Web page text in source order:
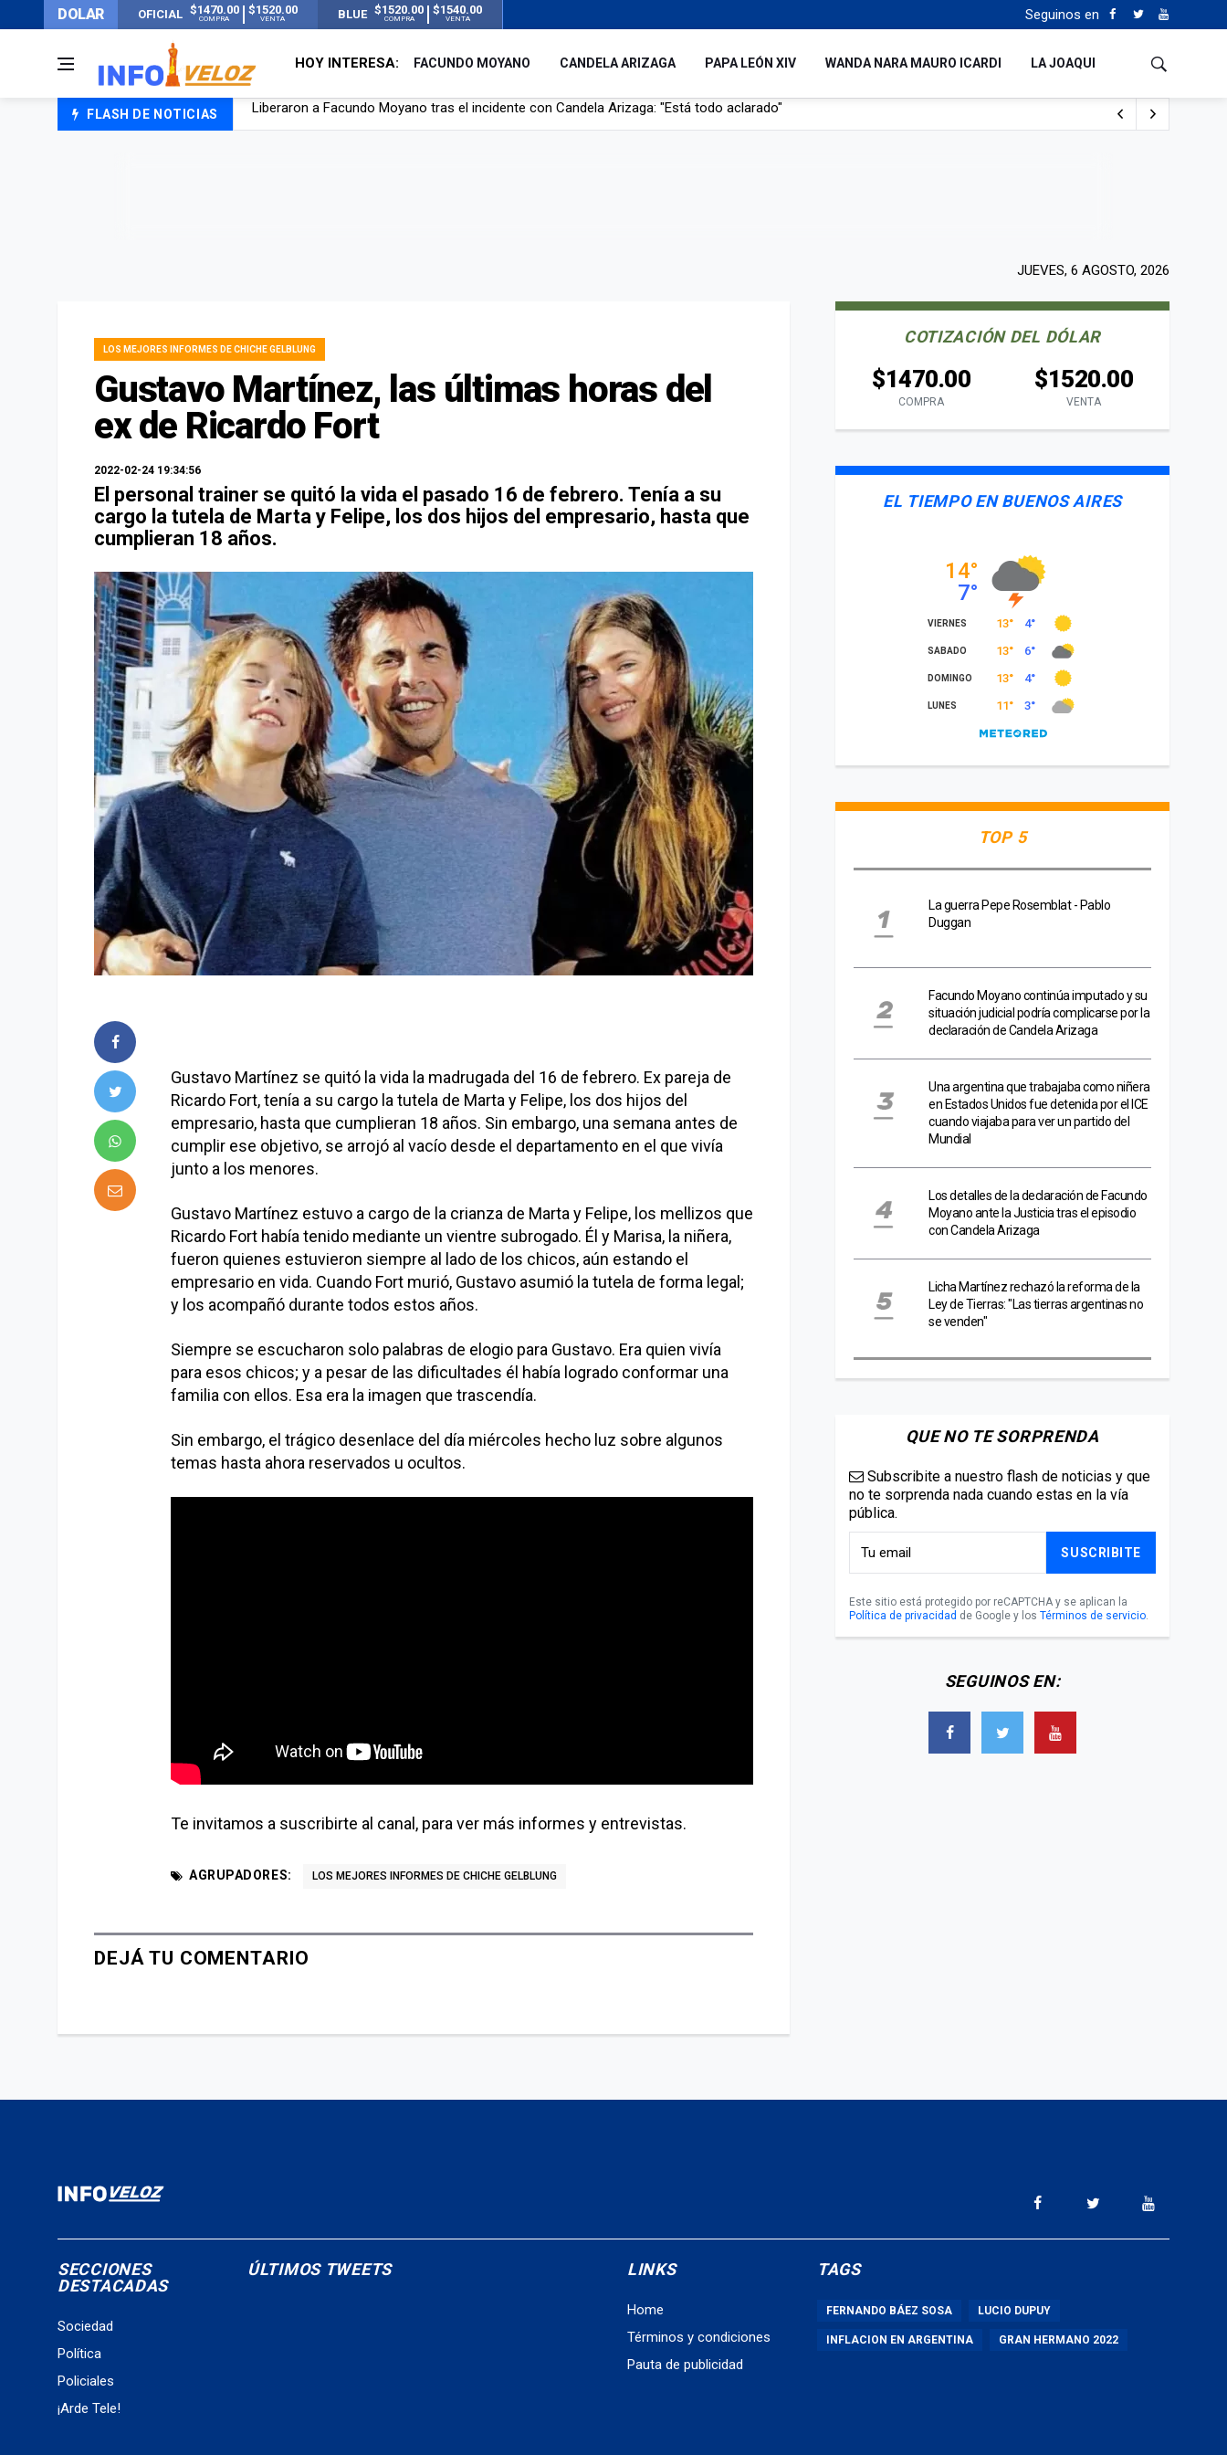
DOLAR OFICIAL $1470.00
COMPRA
$1520.00
VENTA BLUE $1520.00
COMPRA
$1540.00
VENTA Seguinos en
HOY INTERESA: FACUNDO MOYANO CANDELA ARIZAGA PAPA LEÓN XIV WANDA NARA MAURO ICARDI LA JOAQUI
FLASH DE NOTICIAS
Tensión diplomática: Brasil no enviará a su embajador a Buenos Aires tras el conflicto de Javier Milei y Lula da Silva
JUEVES, 6 AGOSTO, 2026
LOS MEJORES INFORMES DE CHICHE GELBLUNG
Gustavo Martínez, las últimas horas del
ex de Ricardo Fort
2022-02-24 19:34:56
El personal trainer se quitó la vida el pasado 16 de febrero. Tenía a su
cargo la tutela de Marta y Felipe, los dos hijos del empresario, hasta que
cumplieran 18 años.
Gustavo Martínez se quitó la vida la madrugada del 16 de febrero. Ex pareja de
Ricardo Fort, tenía a su cargo la tutela de Marta y Felipe, los dos hijos del
empresario, hasta que cumplieran 18 años. Sin embargo, una semana antes de
cumplir ese objetivo, se arrojó al vacío desde el departamento en el que vivía
junto a los menores.
Gustavo Martínez estuvo a cargo de la crianza de Marta y Felipe, los mellizos que
Ricardo Fort había tenido mediante un vientre subrogado. Él y Marisa, la niñera,
fueron quienes estuvieron siempre al lado de los chicos, aún estando el
empresario en vida. Cuando Fort murió, Gustavo asumió la tutela de forma legal;
y los acompañó durante todos estos años.
Siempre se escucharon solo palabras de elogio para Gustavo. Era quien vivía
para esos chicos; y a pesar de las dificultades él había logrado conformar una
familia con ellos. Esa era la imagen que trascendía.
Sin embargo, el trágico desenlace del día miércoles hecho luz sobre algunos
temas hasta ahora reservados u ocultos.
Te invitamos a suscribirte al canal, para ver más informes y entrevistas.
AGRUPADORES: LOS MEJORES INFORMES DE CHICHE GELBLUNG
DEJÁ TU COMENTARIO
COTIZACIÓN DEL DÓLAR
$1470.00
COMPRA
$1520.00
VENTA
EL TIEMPO EN BUENOS AIRES
TOP 5
La guerra Pepe Rosemblat - Pablo
Duggan
Facundo Moyano continúa imputado y su
situación judicial podría complicarse por la
declaración de Candela Arizaga
Una argentina que trabajaba como niñera
en Estados Unidos fue detenida por el ICE
cuando viajaba para ver un partido del
Mundial
Los detalles de la declaración de Facundo
Moyano ante la Justicia tras el episodio
con Candela Arizaga
Licha Martínez rechazó la reforma de la
Ley de Tierras: "Las tierras argentinas no
se venden"
QUE NO TE SORPRENDA
Subscribite a nuestro flash de noticias y que
no te sorprenda nada cuando estas en la vía
pública.
SUSCRIBITE
Este sitio está protegido por reCAPTCHA y se aplican la
Política de privacidad de Google y los Términos de servicio.
SEGUINOS EN:
SECCIONES
DESTACADAS
Sociedad
Política
Policiales
¡Arde Tele!
ÚLTIMOS TWEETS LINKS
Home
Términos y condiciones
Pauta de publicidad
TAGS
FERNANDO BÁEZ SOSA LUCIO DUPUY
INFLACION EN ARGENTINA GRAN HERMANO 2022